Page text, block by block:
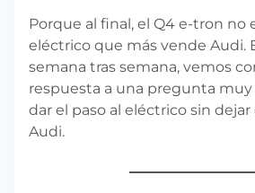
Porque al final, el Q4 e-tron no
eléctrico que más vende Audi.
semana tras semana, vemos
respuesta a una pregunta
dar el paso al eléctrico sin
Audi.